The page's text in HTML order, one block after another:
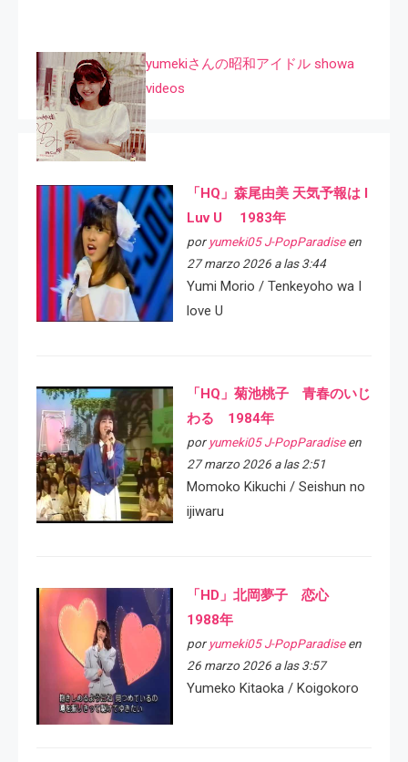
yumekiさんの昭和アイドル showa
videos
「HQ」森尾由美 天気予報は I
Luv U 1983年
por yumeki05 J-PopParadiseen
27 marzo 2026 a las 3:44
Yumi Morio / Tenkeyoho wa I
love U
「HQ」菊池桃子 青春のいじ
わる 1984年
por yumeki05 J-PopParadiseen
27 marzo 2026 a las 2:51
Momoko Kikuchi / Seishun no
ijiwaru
「HD」北岡夢子 恋心
1988年
por yumeki05 J-PopParadiseen
26 marzo 2026 a las 3:57
Yumeko Kitaoka / Koigokoro